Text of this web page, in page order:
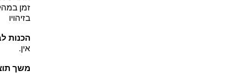
זמן
בזיהויו
הכנות
אין.
משך